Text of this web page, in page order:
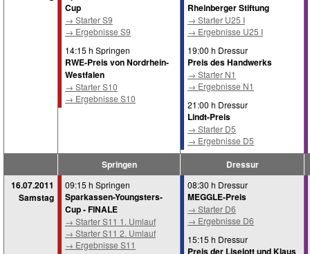
Cup
→ Starter S9
→ Ergebnisse S9
14:15 h Springen
RWE-Preis von Nordrhein-
Westfalen
→ Starter S10
→ Ergebnisse S10
Rheinberger Stiftung
→ Starter U25 I
→ Ergebnisse U25 I
19:00 h Dressur
Preis des Handwerks
→ Starter N1
→ Ergebnisse N1
21:00 h Dressur
Lindt-Preis
→ Starter D5
→ Ergebnisse D5
Springen
Dressur
16.07.2011
Samstag
09:15 h Springen
Sparkassen-Youngsters-
Cup - FINALE
→ Starter S11 1. Umlauf
→ Starter S11 2. Umlauf
→ Ergebnisse S11
08:30 h Dressur
MEGGLE-Preis
→ Starter D6
→ Ergebnisse D6
15:15 h Dressur
Preis der Liselott und Klaus